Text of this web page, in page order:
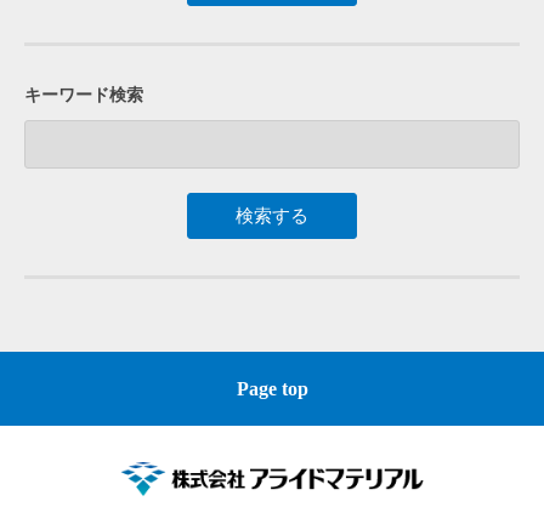
キーワード検索
Page top